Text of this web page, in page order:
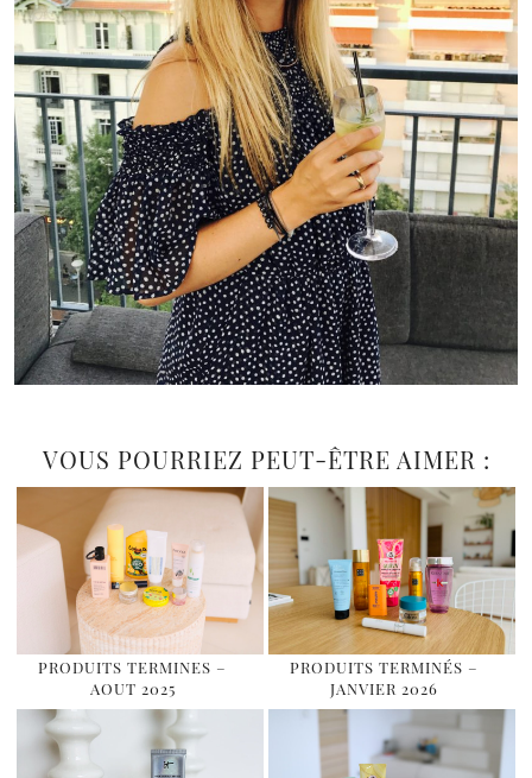
VOUS POURRIEZ PEUT-ÊTRE AIMER :
PRODUITS TERMINES –
AOUT 2025
PRODUITS TERMINÉS –
JANVIER 2026